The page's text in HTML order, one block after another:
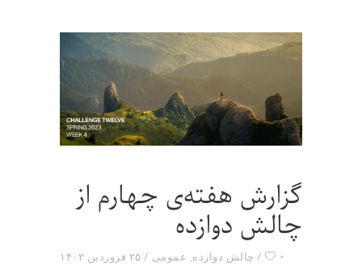
گزارش هفته‌ی چهارم از
چالش دوازده
۲۵ فروردین ۱۴۰۲ چالش دوازده, عمومی ۰